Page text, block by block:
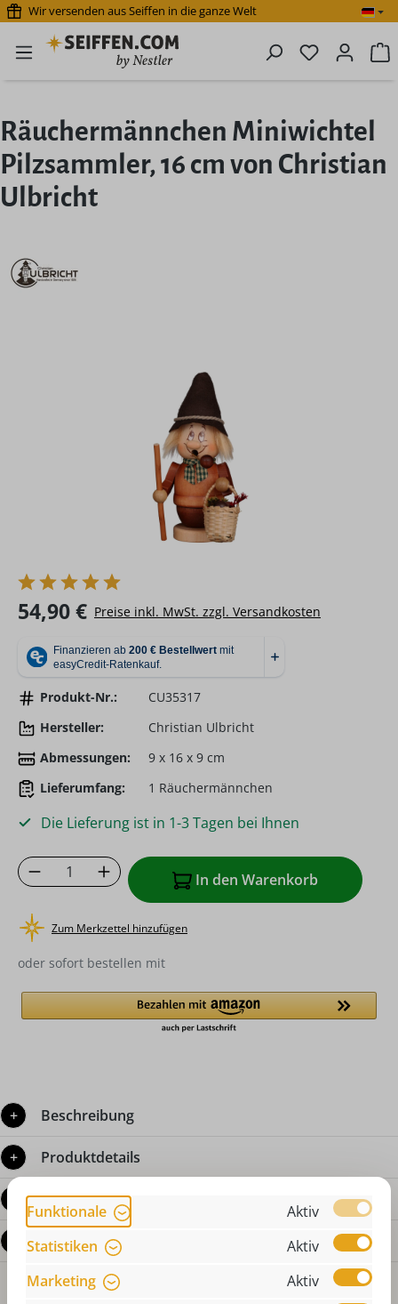
Zum Hauptinhalt springen
Wir versenden aus Seiffen in die ganze Welt
Du hast 0
Räuchermännchen Miniwichtel
Pilzsammler, 16 cm von Christian
Ulbricht
Regulärer Preis:
54,90 € Preise inkl. MwSt. zzgl. Versandkosten
Produkt-Nr.:
CU35317
Hersteller:
Christian Ulbricht
Abmessungen:
9 x 16 x 9 cm
Lieferumfang:
1 Räuchermännchen
Die Lieferung ist in 1-3 Tagen bei Ihnen
Produkt Anzahl: Gib den gewünschten
In den Warenkorb
Zum Merkzettel hinzufügen
oder sofort bestellen mit
Beschreibung
Produktdetails
Bewertungen
Fragen zum Produkt
Funktionale
Aktiv
Statistiken
Aktiv
Marketing
Aktiv